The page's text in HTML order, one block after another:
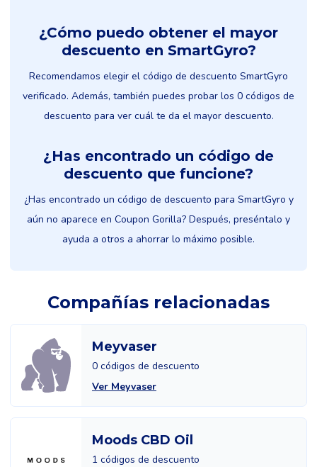
¿Cómo puedo obtener el mayor
descuento en SmartGyro?
Recomendamos elegir el código de descuento SmartGyro
verificado. Además, también puedes probar los 0 códigos de
descuento para ver cuál te da el mayor descuento.
¿Has encontrado un código de
descuento que funcione?
¿Has encontrado un código de descuento para SmartGyro y
aún no aparece en Coupon Gorilla? Después, preséntalo y
ayuda a otros a ahorrar lo máximo posible.
Compañías relacionadas
Meyvaser
0 códigos de descuento
Ver Meyvaser
Moods CBD Oil
1 códigos de descuento